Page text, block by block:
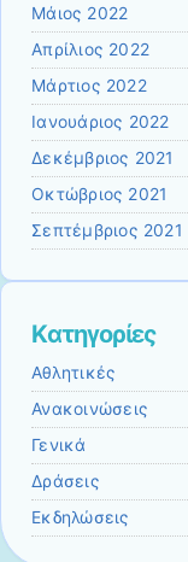
Μάιος 2022
Απρίλιος 2022
Μάρτιος 2022
Ιανουάριος 2022
Δεκέμβριος 2021
Οκτώβριος 2021
Σεπτέμβριος 2021
Kατηγορίες
Αθλητικές
Ανακοινώσεις
Γενικά
Δράσεις
Εκδηλώσεις